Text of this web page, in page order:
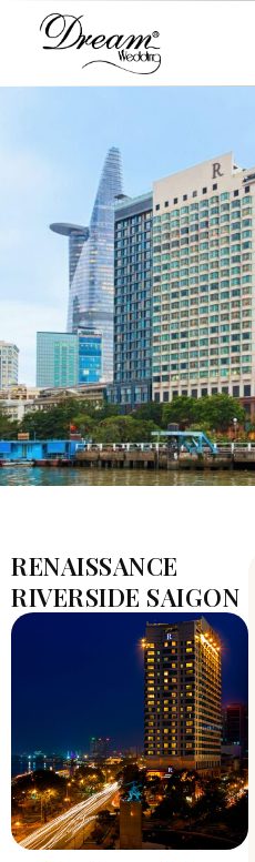
RENAISSANCE
RIVERSIDE SAIGON